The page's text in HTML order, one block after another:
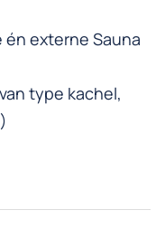
externe Sauna
type kachel,